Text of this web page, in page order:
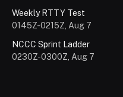
Weekly RTTY Test
0145Z-0215Z, Aug 7
NCCC Sprint Ladder
0230Z-0300Z, Aug 7